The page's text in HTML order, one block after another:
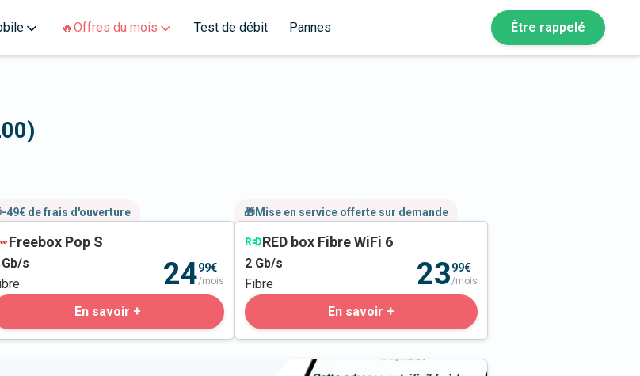
🔥Offres du mois Test de débit Pannes Être rappelé
49€ de frais d'ouverture
Freebox Pop S
Gb/s
2499€
/mois
En savoir +
🎁Mise en service offerte sur demande
RED box Fibre WiFi 6
2 Gb/s
Fibre
2399€
/mois
En savoir +